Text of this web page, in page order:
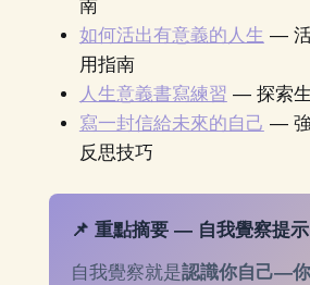
南
如何活出有意義的人生 — 活
用指南
人生意義書寫練習 — 探索
寫一封信給未來的自己 — 強
反思技巧
📌 重點摘要 — 自我覺察提示
自我覺察就是認識你自己—